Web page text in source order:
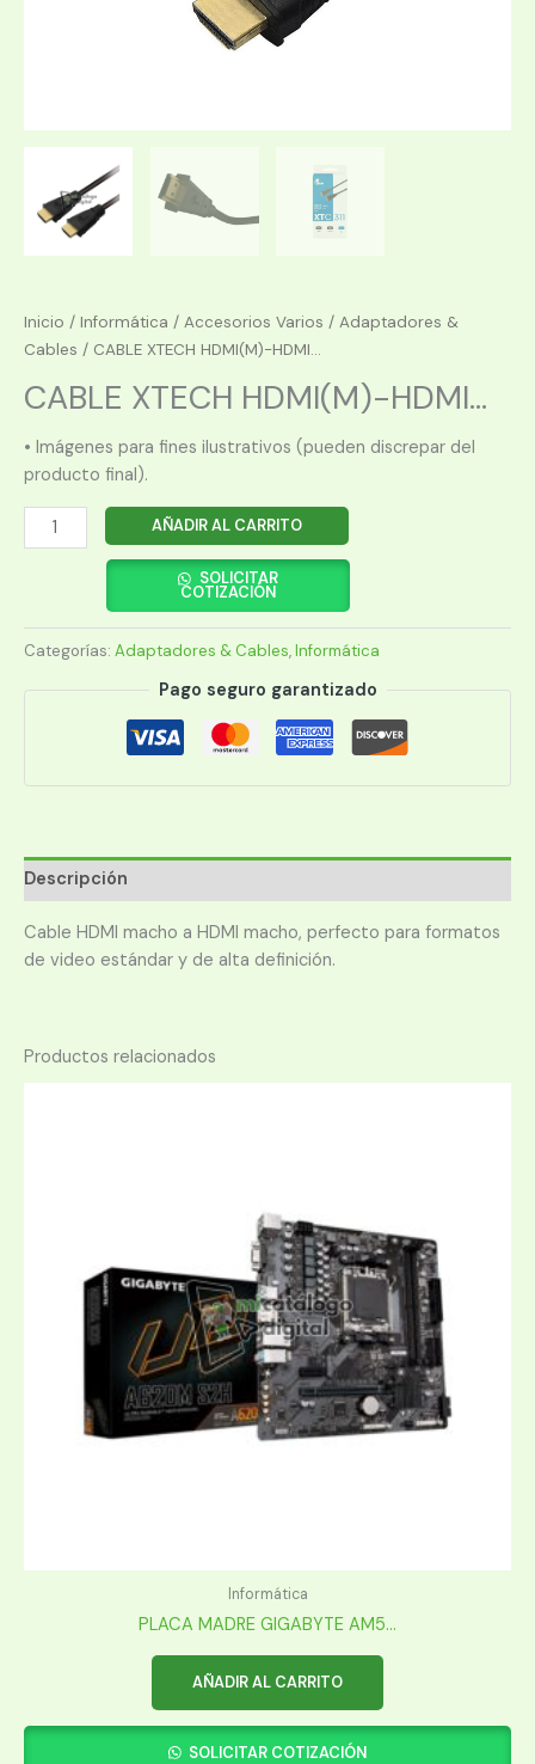
Inicio / Informática / Accesorios Varios / Adaptadores &
Cables / CABLE XTECH HDMI(M)-HDMI...
CABLE XTECH HDMI(M)-HDMI...
• Imágenes para fines ilustrativos (pueden discrepar del
producto final).
CABLE
XTECH
1.8M
XTC-
AÑADIR AL CARRITO
SOLICITAR
COTIZACIÓN
Categorías: Adaptadores & Cables,Informática
Pago seguro garantizado
Descripción
Cable HDMI macho a HDMI macho, perfecto para formatos
de video estándar y de alta definición.
Productos relacionados
Informática
PLACA MADRE GIGABYTE AM5...
AÑADIR AL CARRITO
SOLICITAR COTIZACIÓN